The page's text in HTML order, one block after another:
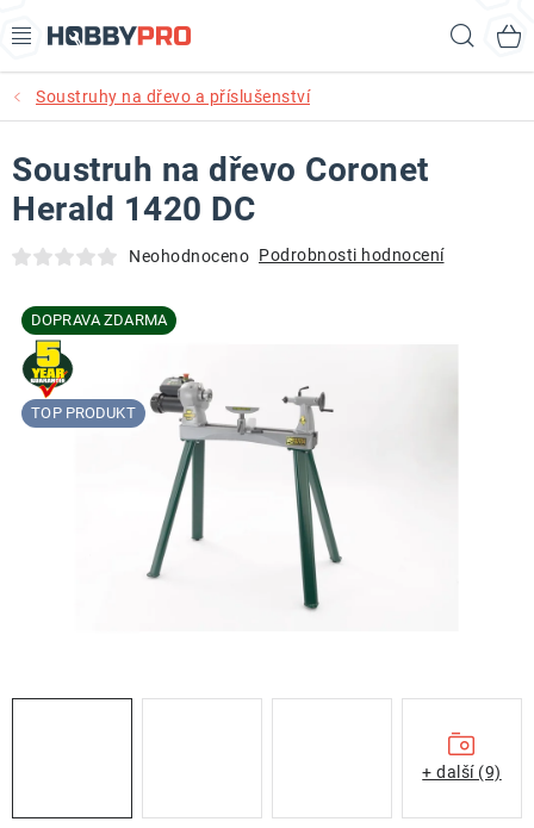
na
AKCE
PRODUKTY
PRODUKTY RECORD POWER
NOVINKY
KURZY SOUSTRUŽENÍ DŘEVA
Obchodní podmínky
Soustruhy na dřevo a příslušenství
Soustruh na dřevo Coronet
Herald 1420 DC
Neohodnoceno Podrobnosti hodnocení
DOPRAVA ZDARMA
TOP PRODUKT
+ další (9)